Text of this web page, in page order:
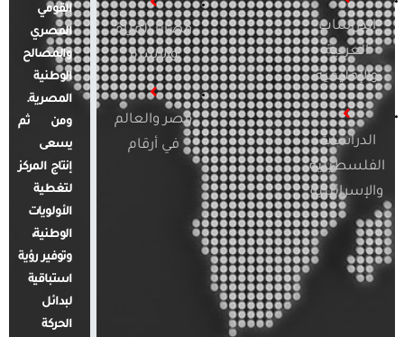
الدراسات
العربية
والإقليمية
الدراسات
الفلسطينية
والإسرائيلية
قضايا المرأة
والأسرة
مصر والعالم
في أرقام
القومي
المصري
والمصالح
الوطنية
المصرية.
ومن ثم
يسعى
إنتاج المركز
لتغطية
الأولويات
الوطنية،
وتوفير رؤية
استباقية
لبدائل
الحركة